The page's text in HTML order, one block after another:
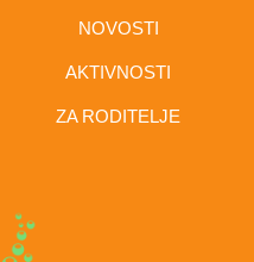
NOVOSTI
AKTIVNOSTI
ZA RODITELJE